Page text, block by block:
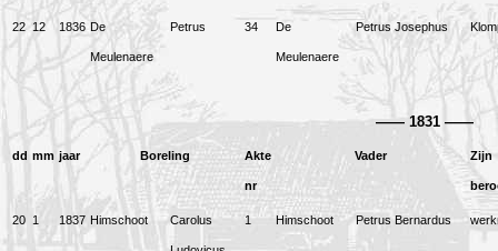
22 12 1836 De
Meulenaere
Petrus 34 De
Meulenaere
Petrus Josephus
—— 1831 ——
dd mm jaar Boreling Akte
nr
Vader Zijn
20 1 1837 Himschoot Carolus 1 Himschoot Petrus Bernardus